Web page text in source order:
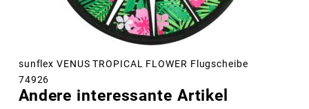
sunflex VENUS TROPICAL FLOWER Flugscheibe
74926
Andere interessante Artikel